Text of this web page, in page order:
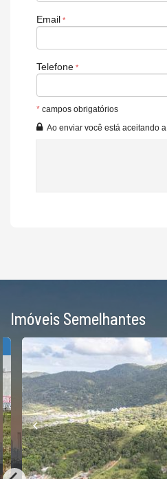
Email
Telefone
* campos obrigatórios
Ao enviar você está aceitando a
Imóveis Semelhantes